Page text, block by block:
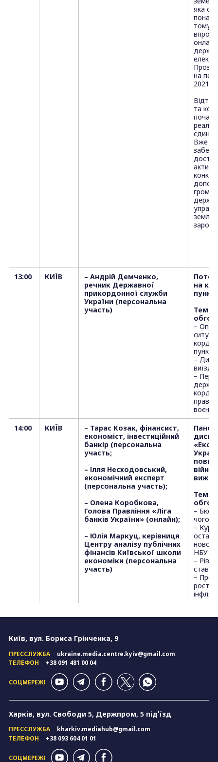
яка
понад
тому,
на
2021
Відтак
та
почали
Вже
13:00 КИЇВ
– Андрій Демченко,
речник Державної
прикордонної служби
України (персональна
участь)
на
Теми
–
–
виїзду
–
14:00
КИЇВ
– Тарас Козак, фінансист,
економіст, інвестиційний
банкір (персональна
участь;
– Ілля Несходовський,
економічний експерт
(персональна участь);
– Олена Коробкова,
Голова Правління «Ліга
банків України» (онлайн);
– Юлія Маркуц, керівниця
Центру аналізу публічних
фінансів Київської школи
економіки (персональна
участь)
Теми
–
чого
– Курс
НБУ
–
ставки;
–
росту
Київ, вул. Бориса Грінченка, 9
ПРЕССЛУЖБА
ukraine.media.centre.kyiv@gmail.com
ТЕЛЕФОН
+38 091 481 00 04
СОЦМЕРЕЖІ
Харків, вул. Свободи 5, Держпром, 5 підʼїзд
ПРЕССЛУЖБА
kharkiv.mediahub@gmail.com
ТЕЛЕФОН
+38 093 604 01 01
СОЦМЕРЕЖІ